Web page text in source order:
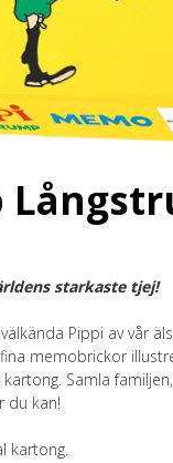
starkaste tjej!
Pippi av vår
memobrickor
kartong. Samla
du kan!
kartong.